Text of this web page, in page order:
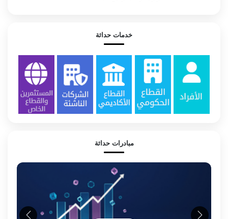
خدمات حداثة
مبادرات حداثة